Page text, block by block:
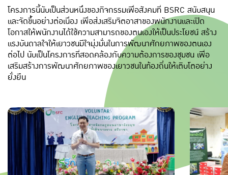
โครงการนี้นับเป็นส่วนหนึ่งของกิจกรรมเพื่อสังคมที่ BSRC สนับสนุน
และจัดขึ้นอย่างต่อเนื่อง เพื่อส่งเสริมจิตอาสาของพนักงานและเปิด
โอกาสให้พนักงานได้ใช้ความสามารถของตนเองให้เป็นประโยชน์ สร้าง
แรงบันดาลใจให้เยาวชนมีใจมุ่งมั่นในการพัฒนาศักยภาพของตนเอง
ต่อไป นับเป็นโครงการที่สอดคล้องกับความต้องการของชุมชน เพื่อ
เสริมสร้างการพัฒนาศักยภาพของเยาวชนในท้องถิ่นให้เติบโตอย่าง
ยั่งยืน